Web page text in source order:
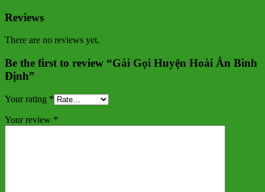
Reviews
There are no reviews yet.
Be the first to review “Gái Gọi Huyện Hoài Ân Bình
Định”
Your rating *
Your review *